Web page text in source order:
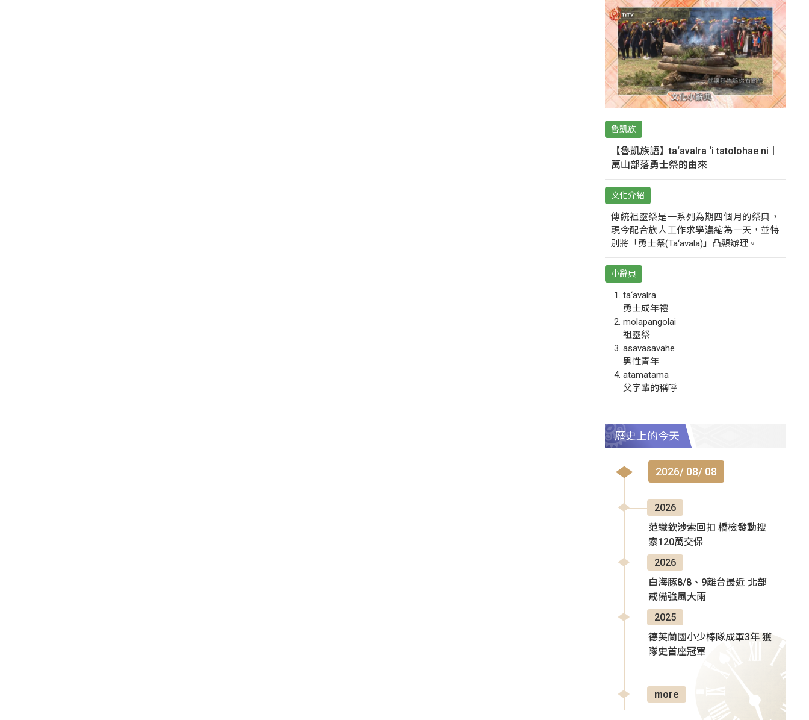
魯凱族
【魯凱族語】ta‘avalra ‘i tatolohae ni｜
萬山部落勇士祭的由來
文化介紹
傳統祖靈祭是一系列為期四個月的祭典，
現今配合族人工作求學濃縮為一天，並特
別將「勇士祭(Ta‘avala)」凸顯辦理。
小辭典
ta‘avalra
勇士成年禮
molapangolai
祖靈祭
asavasavahe
男性青年
atamatama
父字輩的稱呼
歷史上的今天
2026/ 08/ 08
2026
范織欽涉索回扣 橋檢發動搜
索120萬交保
2026
白海豚8/8、9離台最近 北部
戒備強風大雨
2025
德芙蘭國小少棒隊成軍3年 獲
隊史首座冠軍
more